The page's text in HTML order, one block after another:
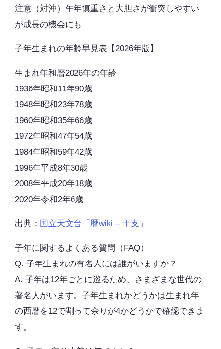
注意（対沖）午年慎重さと大胆さが衝突しやすい
が成長の機会にも
子年生まれの年齢早見表【2026年版】
生まれ年和暦2026年の年齢
1936年昭和11年90歳
1948年昭和23年78歳
1960年昭和35年66歳
1972年昭和47年54歳
1984年昭和59年42歳
1996年平成8年30歳
2008年平成20年18歳
2020年令和2年6歳
出典： 国立天文台「暦wiki – 干支」
子年に関するよくある質問（FAQ）
Q. 子年生まれの有名人には誰がいますか？
A. 子年は12年ごとに巡るため、さまざまな世代の
著名人がいます。子年生まれかどうかは生まれ年
の西暦を12で割って余りが4かどうかで確認できま
す。